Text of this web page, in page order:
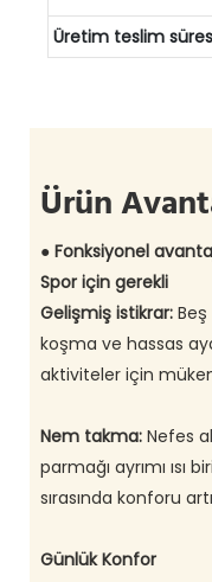
Üretim teslim
Ürün
● Fonksiyonel
Spor için gerekli
Gelişmiş istikrar:
koşma ve hassas
aktiviteler için
Nem takma: Nefes
parmağı ayrımı ısı
sırasında konforu
Günlük Konfor